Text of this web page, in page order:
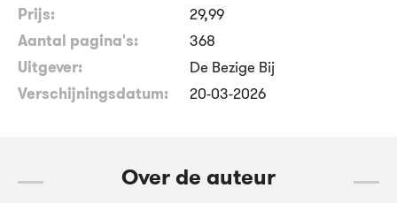
Prijs:
29,99
Aantal pagina's:
368
Uitgever:
De Bezige Bij
Verschijningsdatum:
20-03-2026
Over de auteur